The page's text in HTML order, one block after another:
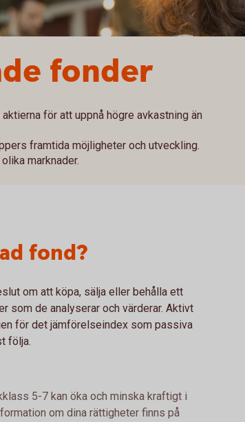
fonder
för att uppnå högre avkastning än
framtida möjligheter och utveckling.
marknader.
fond?
om att köpa, sälja eller behålla ett
som de analyserar och värderar. Aktivt
för det jämförelseindex som passiva
följa.
5-7 kan öka och minska kraftigt i
om dina rättigheter finns på